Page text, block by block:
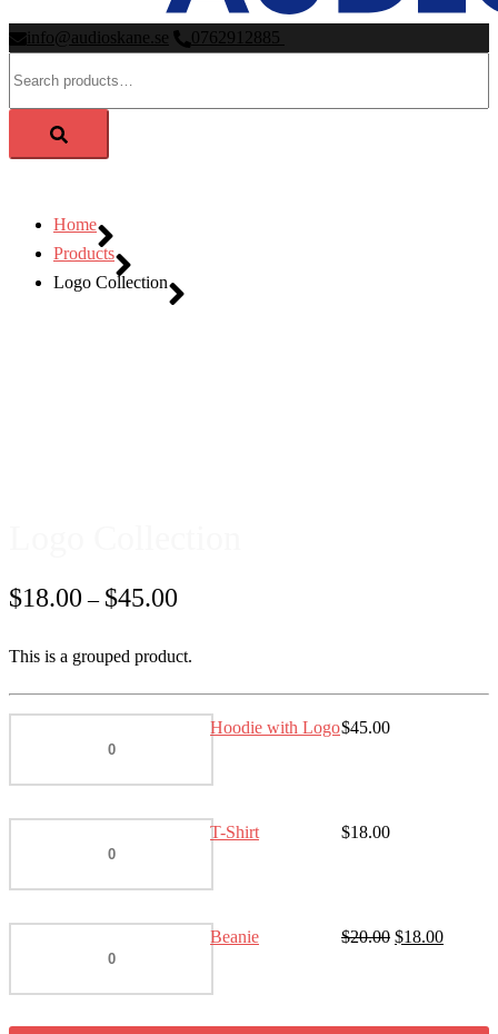
info@audioskane.se
0762912885
Home
Products
Logo Collection
$18.00 – $45.00
This is a grouped product.
with
Logo
quantity
Hoodie with Logo$45.00
Shirt
quantity
T-Shirt $18.00
quantity
Beanie $20.00 Original
$20.00.
$18.00Current
$18.00.